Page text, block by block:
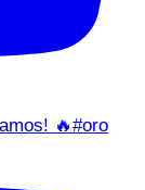
🔥#oro